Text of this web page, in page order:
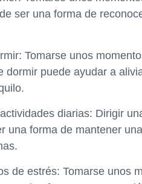
ser una forma de
Tomarse unos
dormir puede ayudar a
diarias: Dirigir
una forma de mantener
de estrés: Tomarse unos